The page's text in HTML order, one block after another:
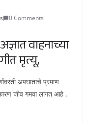
0 Comments
वाहनाच्या
मृत्यू,
अपघाताचे प्रमाण
जीव गमवा लागत आहे ,